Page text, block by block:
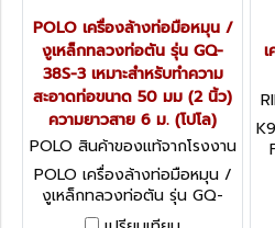
POLO เครื่องล้างท่อมือหมุน /
งูเหล็กทลวงท่อตัน รุ่น GQ-
38S-3 เหมาะสำหรับทำความ
สะอาดท่อขนาด 50 มม (2 นิ้ว)
ความยาวสาย 6 ม. (โปโล)
POLO สินค้าของแท้จากโรงงาน
ผู้ผลิต GQ-38S-3
POLO เครื่องล้างท่อมือหมุน /
งูเหล็กทลวงท่อตัน รุ่น GQ-
38S-3 เหมาะสำหรับทำความ